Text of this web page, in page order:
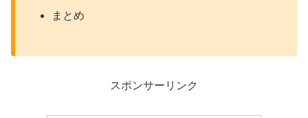
まとめ
スポンサーリンク